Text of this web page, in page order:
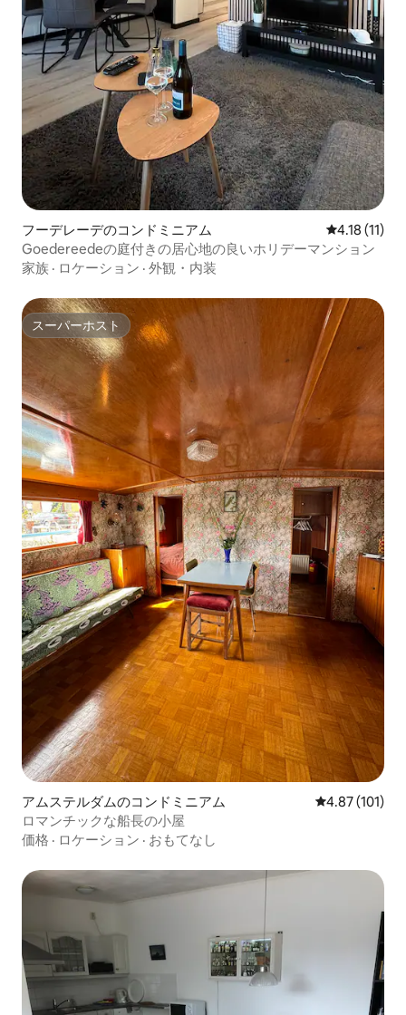
フーデレーデのコンドミニアム レビュー11
4.18 (11)
Goedereedeの庭付きの居心地の良いホリデーマンション
家族 · ロケーション · 外観・内装
スーパーホスト
スーパーホスト
アムステルダムのコンドミニアム レビュー101
4.87 (101)
ロマンチックな船長の小屋
価格 · ロケーション · おもてなし